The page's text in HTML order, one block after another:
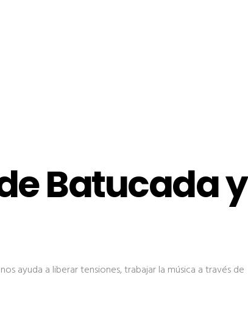
Batucada y
ayuda a liberar tensiones, trabajar la música a través de